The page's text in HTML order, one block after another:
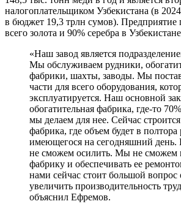
налогоплательщиком Узбекистана (в
в бюджет 19,3 трлн сумов). Предприятие
всего золота и 90% серебра в
«Наш завод является
Мы обслуживаем рудники,
фабрики, шахты, заводы. Мы
части для всего оборудования,
эксплуатируется. Наш основной
обогатительная фабрика, где-то
мы делаем для нее. Сейчас
фабрика, где объем будет в полтора
имеющегося на сегодняшний
не сможем осилить. Мы не сможем
фабрику и обеспечивать ее
нами сейчас стоит большой вопрос
увеличить производительность
объяснил Ефремов.